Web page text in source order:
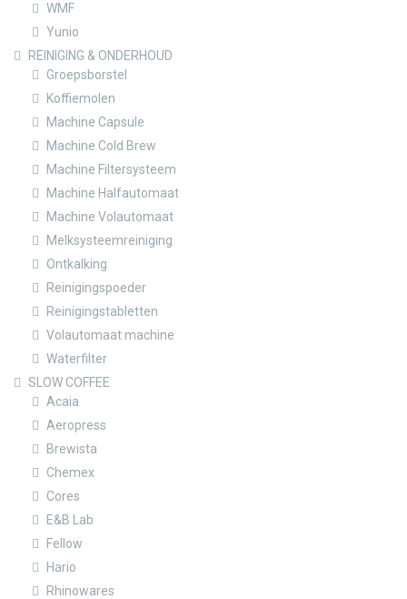
WMF
Yunio
REINIGING & ONDERHOUD
Groepsborstel
Koffiemolen
Machine Capsule
Machine Cold Brew
Machine Filtersysteem
Machine Halfautomaat
Machine Volautomaat
Melksysteemreiniging
Ontkalking
Reinigingspoeder
Reinigingstabletten
Volautomaat machine
Waterfilter
SLOW COFFEE
Acaia
Aeropress
Brewista
Chemex
Cores
E&B Lab
Fellow
Hario
Rhinowares